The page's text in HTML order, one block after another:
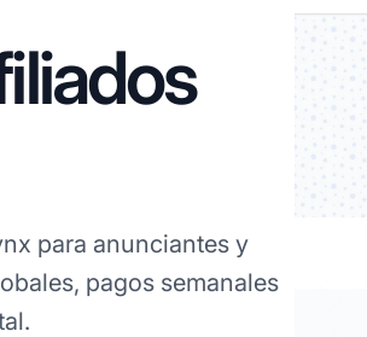
para anunciantes y
pagos semanales